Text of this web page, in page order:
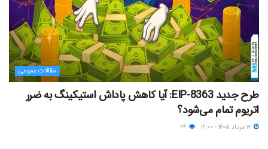
مقالات عمومی
طرح جدید EIP-8363: آیا کاهش پاداش استیکینگ به ضرر
اتریوم تمام می‌شود؟